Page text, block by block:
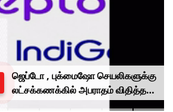
ஜெப்டோ , புக்மைஷோ செயலிகளுக்கு
லட்சக்கணக்கில் அபராதம் விதித்த
மத்திய அரசு.. என்ன காரணம்?